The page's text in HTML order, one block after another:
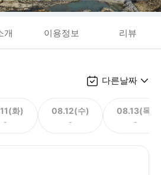
개 이용정보 리뷰
다른날짜
화)
-
08.12(수)
-
08.13(목)
-